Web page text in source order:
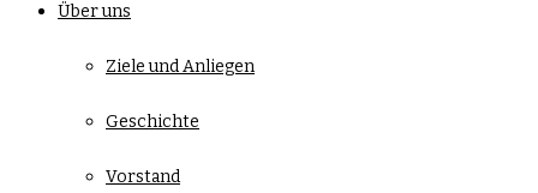
Über uns
Ziele und Anliegen
Geschichte
Vorstand